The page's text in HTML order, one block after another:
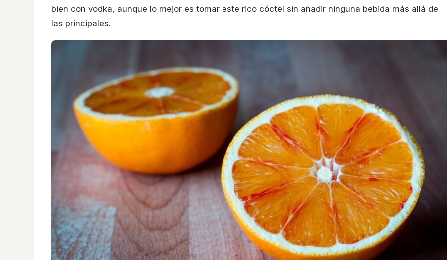
bien con vodka, aunque lo mejor es tomar este rico cóctel sin añadir ninguna bebida más allá de
las principales.